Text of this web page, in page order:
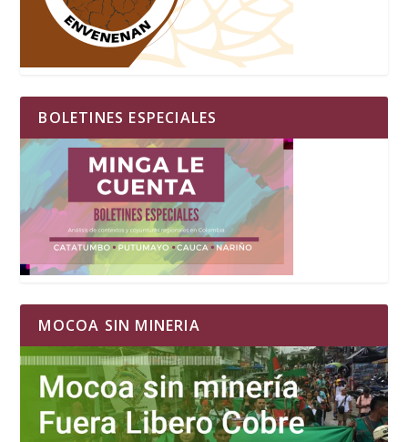
BOLETINES ESPECIALES
MOCOA SIN MINERIA